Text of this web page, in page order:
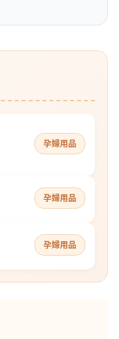
孕婦用品
孕婦用品
孕婦用品